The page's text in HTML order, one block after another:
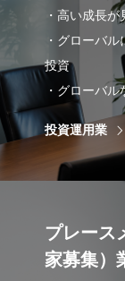
・高い成長
・グローバ
投資
・グローバ
投資運用業
プレース
家募集）